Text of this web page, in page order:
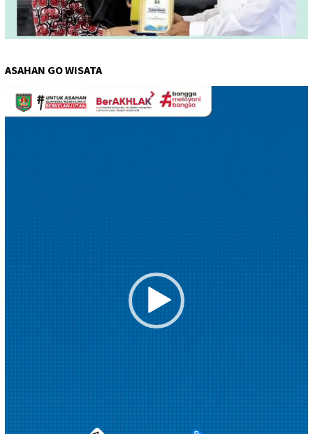
ASAHAN GO WISATA
Pemutar
Video